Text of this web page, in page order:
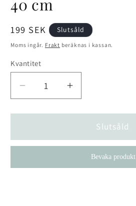
40 cm
Ordinarie
pris
199 SEK Slutsåld
Moms ingår. Frakt beräknas i kassan.
Kvantitet
Kvantitet
Minska
kvantitet
för
Louise
Öka
kvantitet
för
Stolsdyna
Louise
Slutsåld
Bevaka produkt